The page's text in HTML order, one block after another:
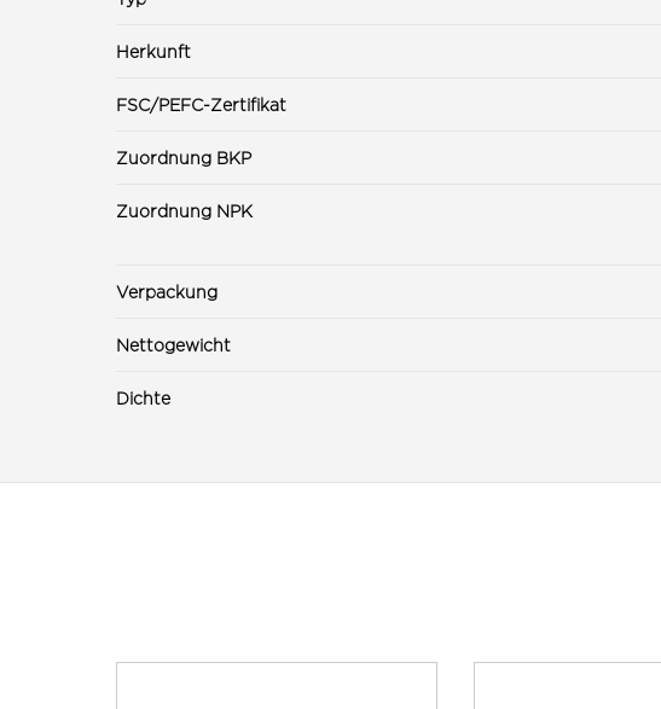
Herkunft
FSC/PEFC-Zertifikat
Zuordnung BKP
Zuordnung NPK
Verpackung
Nettogewicht
Dichte